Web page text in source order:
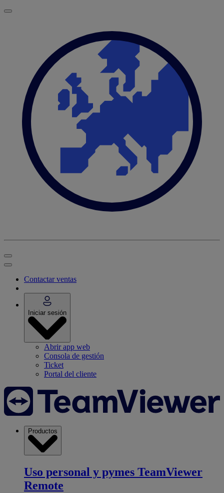
Contactar ventas
Iniciar sesión
Abrir app web
Consola de gestión
Ticket
Portal del cliente
Productos
Uso personal y pymes TeamViewer
Remote